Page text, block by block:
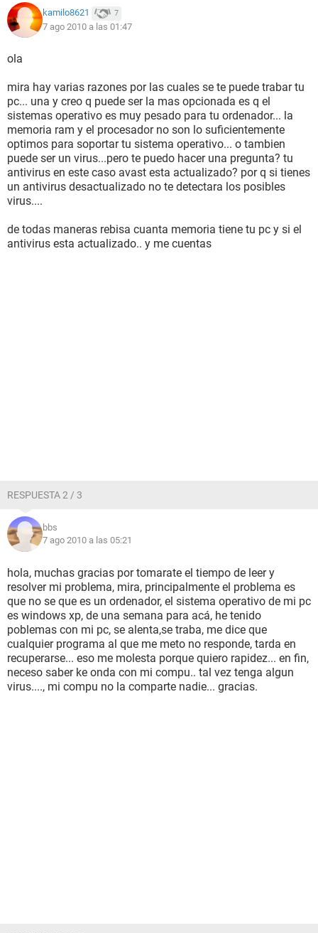
kamilo8621 7
7 ago 2010 a las 01:47
ola
mira hay varias razones por las cuales se te puede trabar tu
pc... una y creo q puede ser la mas opcionada es q el
sistemas operativo es muy pesado para tu ordenador... la
memoria ram y el procesador no son lo suficientemente
optimos para soportar tu sistema operativo... o tambien
puede ser un virus...pero te puedo hacer una pregunta? tu
antivirus en este caso avast esta actualizado? por q si tienes
un antivirus desactualizado no te detectara los posibles
virus....
de todas maneras rebisa cuanta memoria tiene tu pc y si el
antivirus esta actualizado.. y me cuentas
RESPUESTA 2 / 3
bbs
7 ago 2010 a las 05:21
hola, muchas gracias por tomarate el tiempo de leer y
resolver mi problema, mira, principalmente el problema es
que no se que es un ordenador, el sistema operativo de mi pc
es windows xp, de una semana para acá, he tenido
poblemas con mi pc, se alenta,se traba, me dice que
cualquier programa al que me meto no responde, tarda en
recuperarse... eso me molesta porque quiero rapidez... en fin,
neceso saber ke onda con mi compu.. tal vez tenga algun
virus...., mi compu no la comparte nadie... gracias.